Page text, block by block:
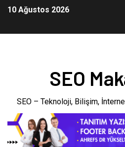
10 Ağustos 2026
SEO
SEO – Teknoloji, Bilişim,